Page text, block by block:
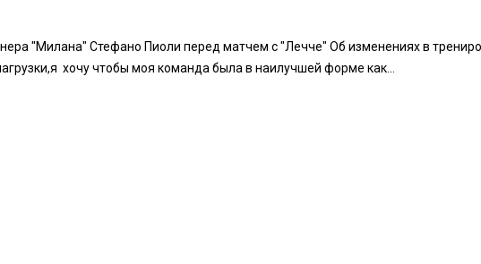
"Милана" Стефано Пиоли перед матчем с "Лечче" Об изменениях в
хочу чтобы моя команда была в наилучшей форме как...